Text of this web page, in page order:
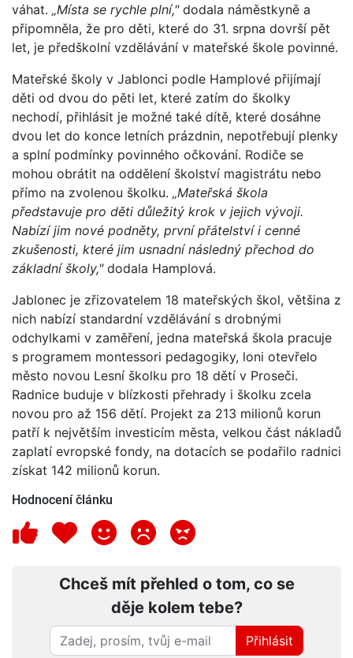
váhat. „Místa se rychle plní,"dodala náměstkyně a
připomněla, že pro děti, které do 31. srpna dovrší pět
let, je předškolní vzdělávání v mateřské škole povinné.
Mateřské školy v Jablonci podle Hamplové přijímají
děti od dvou do pěti let, které zatím do školky
nechodí, přihlásit je možné také dítě, které dosáhne
dvou let do konce letních prázdnin, nepotřebují plenky
a splní podmínky povinného očkování. Rodiče se
mohou obrátit na oddělení školství magistrátu nebo
přímo na zvolenou školku. „Mateřská škola
představuje pro děti důležitý krok v jejich vývoji.
Nabízí jim nové podněty, první přátelství i cenné
zkušenosti, které jim usnadní následný přechod do
základní školy,"dodala Hamplová.
Jablonec je zřizovatelem 18 mateřských škol, většina z
nich nabízí standardní vzdělávání s drobnými
odchylkami v zaměření, jedna mateřská škola pracuje
s programem montessori pedagogiky, loni otevřelo
město novou Lesní školku pro 18 dětí v Proseči.
Radnice buduje v blízkosti přehrady i školku zcela
novou pro až 156 dětí. Projekt za 213 milionů korun
patří k největším investicím města, velkou část nákladů
zaplatí evropské fondy, na dotacích se podařilo radnici
získat 142 milionů korun.
Hodnocení článku
Chceš mít přehled o tom, co se
děje kolem tebe?
Přihlásit